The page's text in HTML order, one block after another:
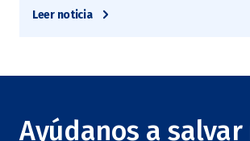
Leer noticia
Ayúdanos a salvar